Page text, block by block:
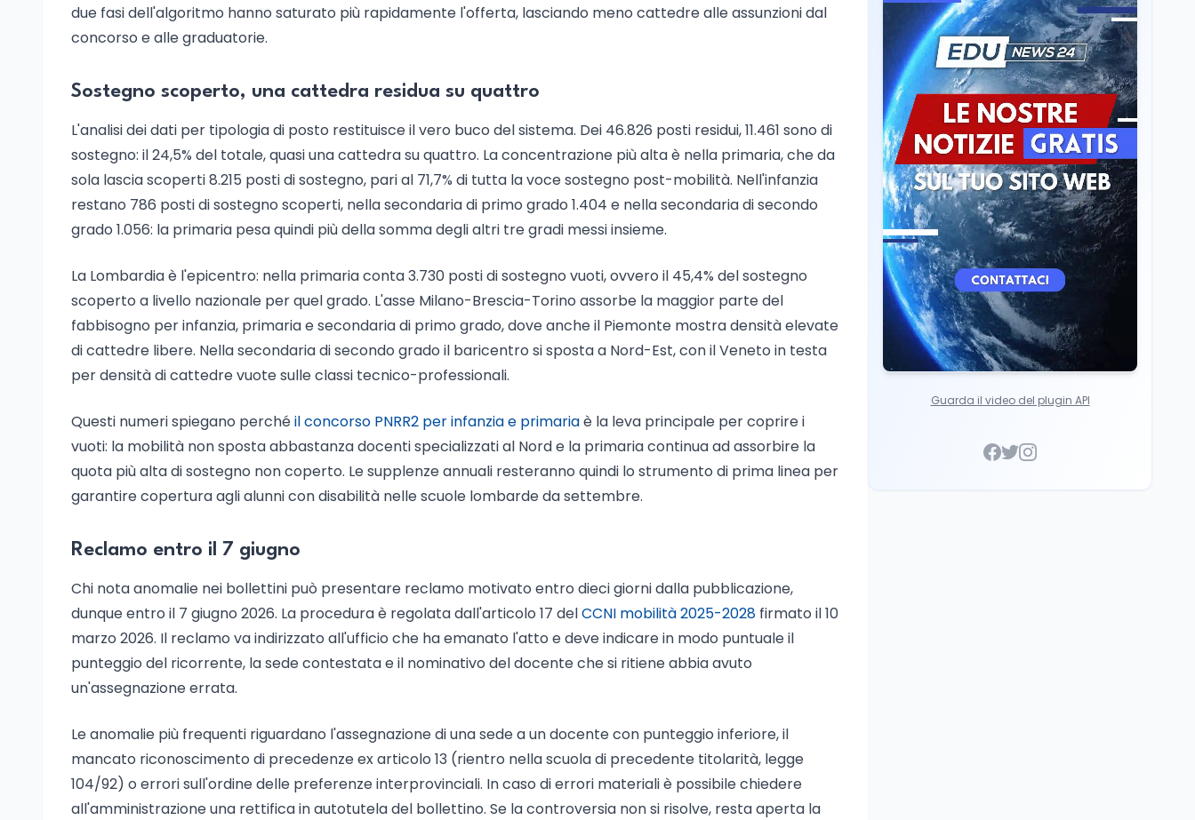
due fasi dell'algoritmo hanno saturato più rapidamente l'offerta, lasciando meno cattedre alle assunzioni dal
concorso e alle graduatorie.
Sostegno scoperto, una cattedra residua su quattro
L'analisi dei dati per tipologia di posto restituisce il vero buco del sistema. Dei 46.826 posti residui, 11.461 sono di
sostegno: il 24,5% del totale, quasi una cattedra su quattro. La concentrazione più alta è nella primaria, che da
sola lascia scoperti 8.215 posti di sostegno, pari al 71,7% di tutta la voce sostegno post-mobilità. Nell'infanzia
restano 786 posti di sostegno scoperti, nella secondaria di primo grado 1.404 e nella secondaria di secondo
grado 1.056: la primaria pesa quindi più della somma degli altri tre gradi messi insieme.
La Lombardia è l'epicentro: nella primaria conta 3.730 posti di sostegno vuoti, ovvero il 45,4% del sostegno
scoperto a livello nazionale per quel grado. L'asse Milano-Brescia-Torino assorbe la maggior parte del
fabbisogno per infanzia, primaria e secondaria di primo grado, dove anche il Piemonte mostra densità elevate
di cattedre libere. Nella secondaria di secondo grado il baricentro si sposta a Nord-Est, con il Veneto in testa
per densità di cattedre vuote sulle classi tecnico-professionali.
Questi numeri spiegano perchéil concorso PNRR2 per infanzia e primariaè la leva principale per coprire i
vuoti: la mobilità non sposta abbastanza docenti specializzati al Nord e la primaria continua ad assorbire la
quota più alta di sostegno non coperto. Le supplenze annuali resteranno quindi lo strumento di prima linea per
garantire copertura agli alunni con disabilità nelle scuole lombarde da settembre.
Reclamo entro il 7 giugno
Chi nota anomalie nei bollettini può presentare reclamo motivato entro dieci giorni dalla pubblicazione,
dunque entro il 7 giugno 2026. La procedura è regolata dall'articolo 17 delCCNI mobilità 2025-2028 firmato il 10
marzo 2026. Il reclamo va indirizzato all'ufficio che ha emanato l'atto e deve indicare in modo puntuale il
punteggio del ricorrente, la sede contestata e il nominativo del docente che si ritiene abbia avuto
un'assegnazione errata.
Le anomalie più frequenti riguardano l'assegnazione di una sede a un docente con punteggio inferiore, il
mancato riconoscimento di precedenze ex articolo 13 (rientro nella scuola di precedente titolarità, legge
104/92) o errori sull'ordine delle preferenze interprovinciali. In caso di errori materiali è possibile chiedere
all'amministrazione una rettifica in autotutela del bollettino. Se la controversia non si risolve, resta aperta la
settembre tra legge
elettorale e Rai. La
premier Meloni attesa a
Bari il 4 settembre per
celebrare il governo più
longevo dell’Italia
repubblicana
Cultura7 ago
Ravenna, il settembre
dantesco nel 705°
anniversario della morte
del Sommo Poeta
Cultura 7 ago
Franca Ghitti a Santa
Giulia: il quarto capitolo
dei Palcoscenici
Guarda il video del plugin API